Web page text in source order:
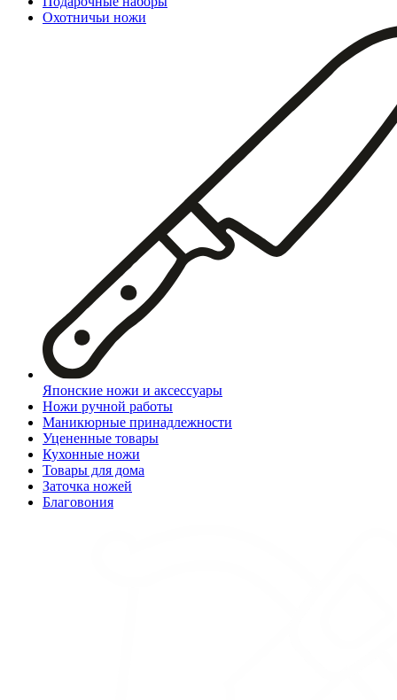
Охотничьи ножи
Японские ножи и аксессуары
Ножи ручной работы
Маникюрные принадлежности
Уцененные товары
Кухонные ножи
Товары для дома
Заточка ножей
Благовония